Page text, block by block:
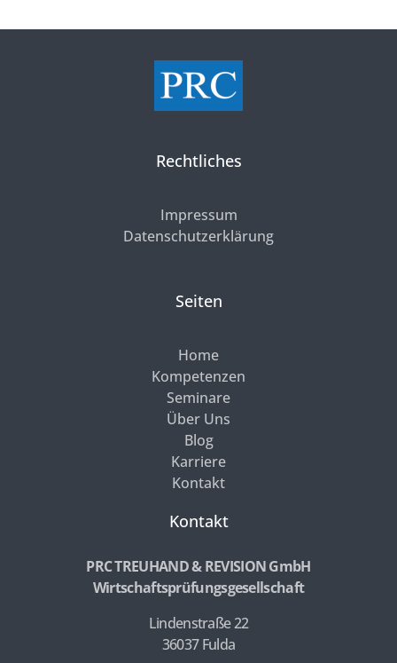
Rechtliches
Impressum
Datenschutzerklärung
Seiten
Home
Kompetenzen
Seminare
Über Uns
Blog
Karriere
Kontakt
Kontakt
PRC TREUHAND & REVISION GmbH
Wirtschaftsprüfungsgesellschaft
Lindenstraße 22
36037 Fulda